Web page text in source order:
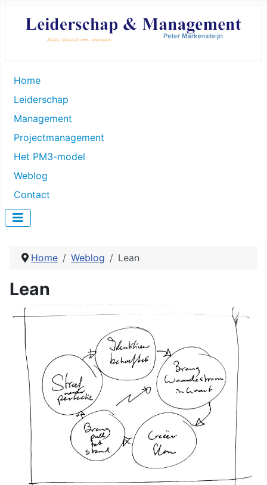
Home
Leiderschap
Management
Projectmanagement
Het PM3-model
Weblog
Contact
Home Weblog Lean
Lean